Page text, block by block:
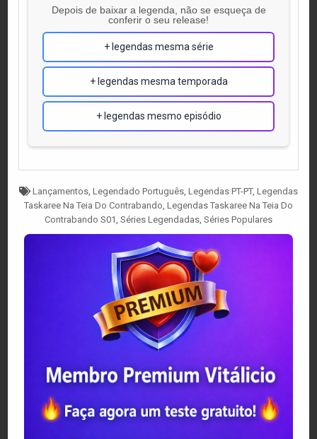
Depois de baixar a legenda, não se esqueça de
conferir o seu release!
+ legendas mesma série
+ legendas mesma temporada
+ legendas mesmo episódio
Tagged
Lançamentos, Legendado Português, Legendas PT-PT, Legendas
Taskaree Na Teia Do Contrabando, Legendas Taskaree Na Teia Do
Contrabando S01, Séries Legendadas, Séries Populares